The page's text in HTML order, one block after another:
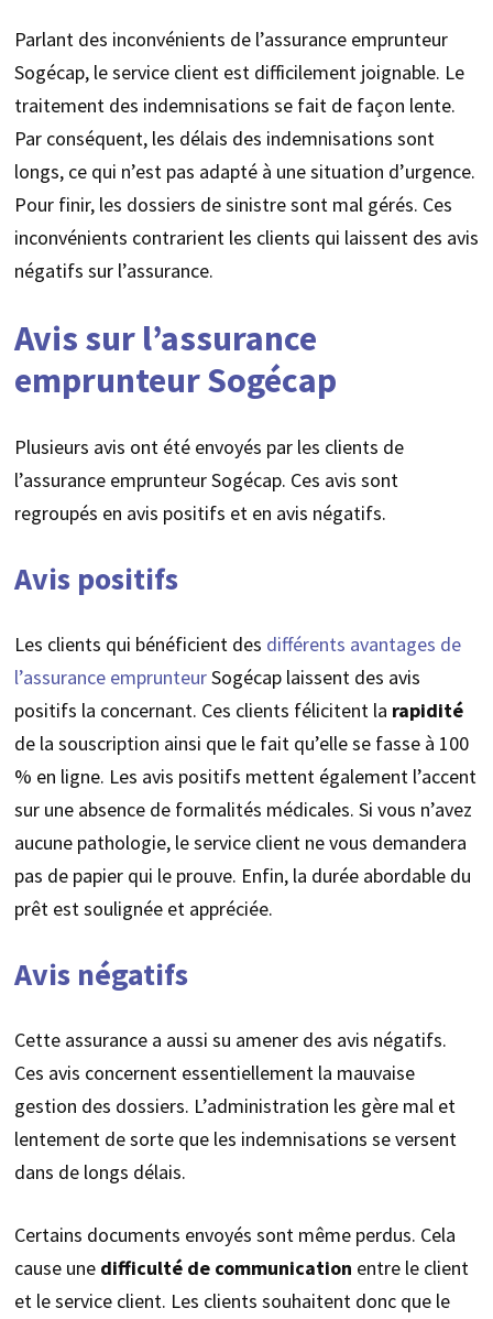
Parlant des inconvénients de l’assurance emprunteur
Sogécap, le service client est difficilement joignable. Le
traitement des indemnisations se fait de façon lente.
Par conséquent, les délais des indemnisations sont
longs, ce qui n’est pas adapté à une situation d’urgence.
Pour finir, les dossiers de sinistre sont mal gérés. Ces
inconvénients contrarient les clients qui laissent des avis
négatifs sur l’assurance.
Avis sur l’assurance
emprunteur Sogécap
Plusieurs avis ont été envoyés par les clients de
l’assurance emprunteur Sogécap. Ces avis sont
regroupés en avis positifs et en avis négatifs.
Avis positifs
Les clients qui bénéficient des différents avantages de
l’assurance emprunteurSogécap laissent des avis
positifs la concernant. Ces clients félicitent la rapidité
de la souscription ainsi que le fait qu’elle se fasse à 100
% en ligne. Les avis positifs mettent également l’accent
sur une absence de formalités médicales. Si vous n’avez
aucune pathologie, le service client ne vous demandera
pas de papier qui le prouve. Enfin, la durée abordable du
prêt est soulignée et appréciée.
Avis négatifs
Cette assurance a aussi su amener des avis négatifs.
Ces avis concernent essentiellement la mauvaise
gestion des dossiers. L’administration les gère mal et
lentement de sorte que les indemnisations se versent
dans de longs délais.
Certains documents envoyés sont même perdus. Cela
cause une difficulté de communication entre le client
et le service client. Les clients souhaitent donc que le